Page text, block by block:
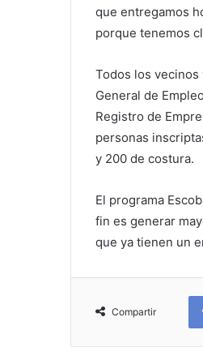
que entregamos
porque tenemos
Todos los
General de
Registro de
personas
y 200 de costura.
El programa
fin es generar
que ya tienen un
Compartir